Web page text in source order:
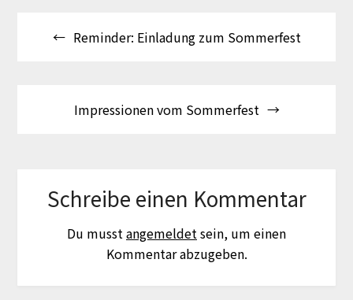
Reminder: Einladung zum Sommerfest
Impressionen vom Sommerfest
Schreibe einen Kommentar
Du musst angemeldet sein, um einen
Kommentar abzugeben.